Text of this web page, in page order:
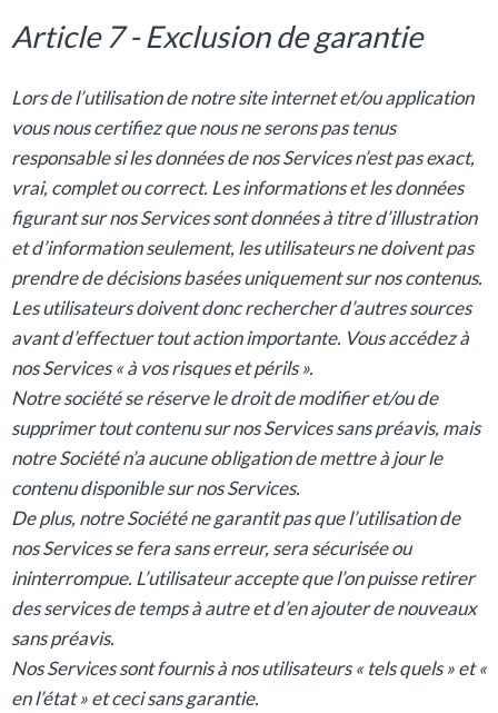
Article 7 - Exclusion de garantie
Lors de l’utilisation de notre site internet et/ou application
vous nous certifiez que nous ne serons pas tenus
responsable si les données de nos Services n’est pas exact,
vrai, complet ou correct. Les informations et les données
figurant sur nos Services sont données à titre d’illustration
et d’information seulement, les utilisateurs ne doivent pas
prendre de décisions basées uniquement sur nos contenus.
Les utilisateurs doivent donc rechercher d’autres sources
avant d’effectuer tout action importante. Vous accédez à
nos Services « à vos risques et périls ».
Notre société se réserve le droit de modifier et/ou de
supprimer tout contenu sur nos Services sans préavis, mais
notre Société n’a aucune obligation de mettre à jour le
contenu disponible sur nos Services.
De plus, notre Société ne garantit pas que l’utilisation de
nos Services se fera sans erreur, sera sécurisée ou
ininterrompue. L’utilisateur accepte que l’on puisse retirer
des services de temps à autre et d’en ajouter de nouveaux
sans préavis.
Nos Services sont fournis à nos utilisateurs « tels quels » et «
en l’état » et ceci sans garantie.